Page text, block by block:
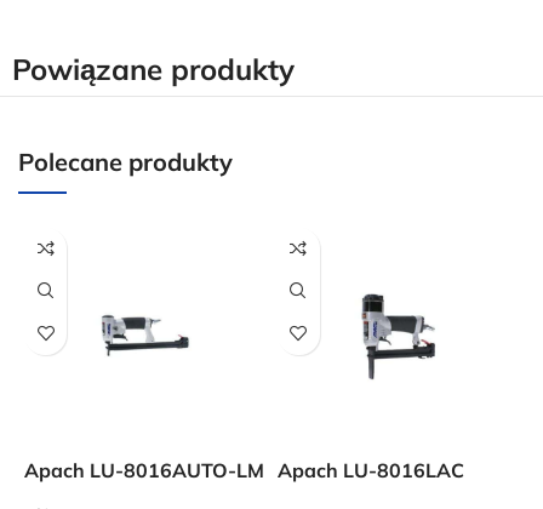
Powiązane produkty
Polecane produkty
Apach LU-8016AUTO-LM Apach LU-8016LAC
Darmowa dostawa
dla wszystkich zamówień złożonych w sklepie
Przejdź do sklepu
Powered by Convert Plus